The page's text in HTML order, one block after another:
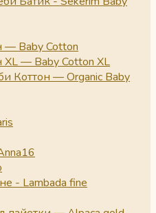
— Baby Cotton
XL — Baby Cotton XL
Коттон — Organic Baby
- Lambada fine